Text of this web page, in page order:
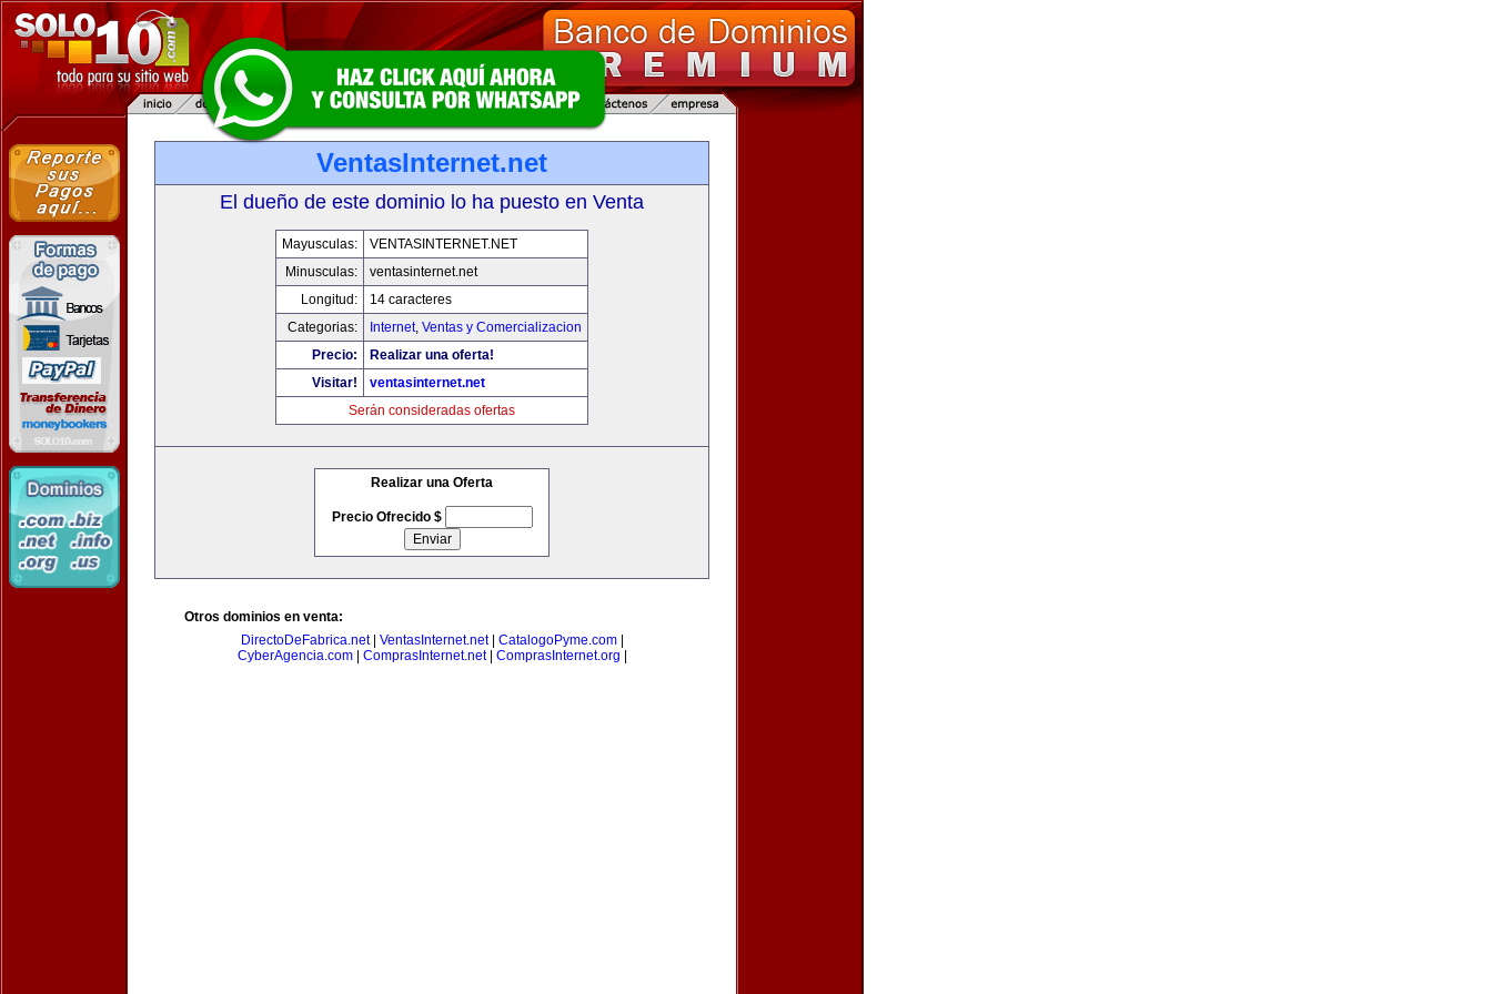
VentasInternet.net
El dueño de este dominio lo ha puesto en Venta
Mayusculas:
VENTASINTERNET.NET
Minusculas:
ventasinternet.net
Longitud:
14 caracteres
Categorias:
Internet, Ventas y Comercializacion
Precio:
Realizar una oferta!
Visitar!
ventasinternet.net
Serán consideradas ofertas
Realizar una Oferta
Precio Ofrecido $
Otros dominios en venta:
DirectoDeFabrica.net| VentasInternet.net| CatalogoPyme.com|
CyberAgencia.com| ComprasInternet.net| ComprasInternet.org